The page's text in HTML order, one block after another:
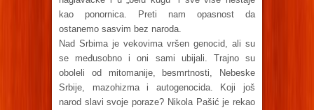
kao ponornica. Preti nam opasnost da
ostanemo sasvim bez naroda.
Nad Srbima je vekovima vršen genocid, ali su
se međusobno i oni sami ubijali. Trajno su
oboleli od mitomanije, besmrtnosti, Nebeske
Srbije, mazohizma i autogenocida. Koji još
narod slavi svoje poraze? Nikola Pašić je rekao